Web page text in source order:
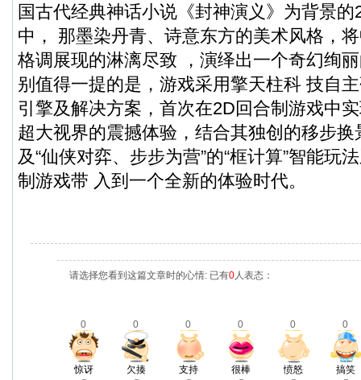
国古代经典神话小说《封神演义》为背景
中， 那墨染丹青、诗意东方的美术风格，
格调展现的淋漓尽致 ，演绎出一个奇幻绚
别值得一提的是，游戏采用擎天柱科 技自
引擎及解决方案，首次在2D回合制游戏中
超大视界的震撼体验，结合其独创的移步
及“仙侠对弈、步步为营”的“框计算”智能玩
制游戏带 入到一个全新的体验时代。
请选择您看到这篇文章时的心情: 已有0人表态：
0 0 0 0 0 0
惊讶 欠揍 支持 很棒 愤怒 搞笑